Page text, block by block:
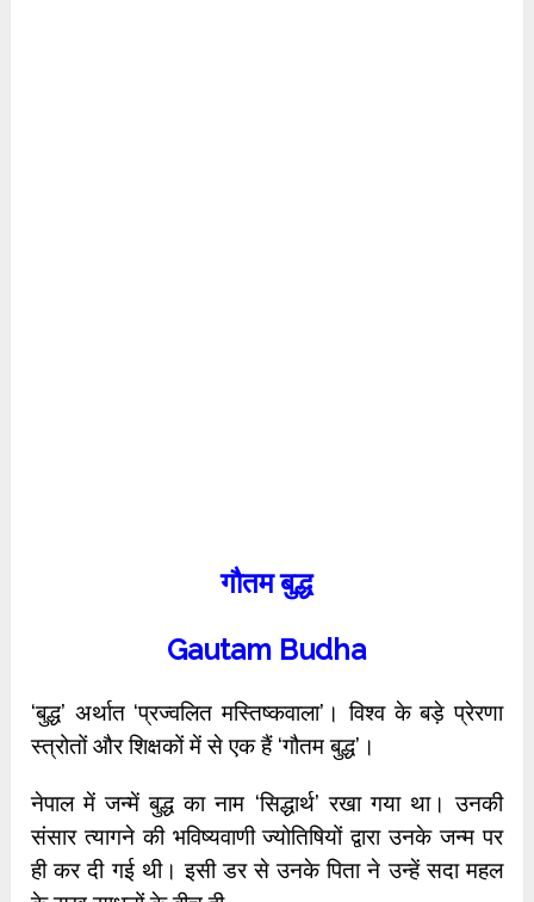
गौतम बुद्ध
Gautam Budha
‘बुद्ध’ अर्थात ‘प्रज्वलित मस्तिष्कवाला’। विश्व के बड़े प्रेरणा
स्त्रोतों और शिक्षकों में से एक हैं ‘गौतम बुद्ध’।
नेपाल में जन्में बुद्ध का नाम ‘सिद्धार्थ’ रखा गया था। उनकी
संसार त्यागने की भविष्यवाणी ज्योतिषियों द्वारा उनके जन्म पर
ही कर दी गई थी। इसी डर से उनके पिता ने उन्हें सदा महल